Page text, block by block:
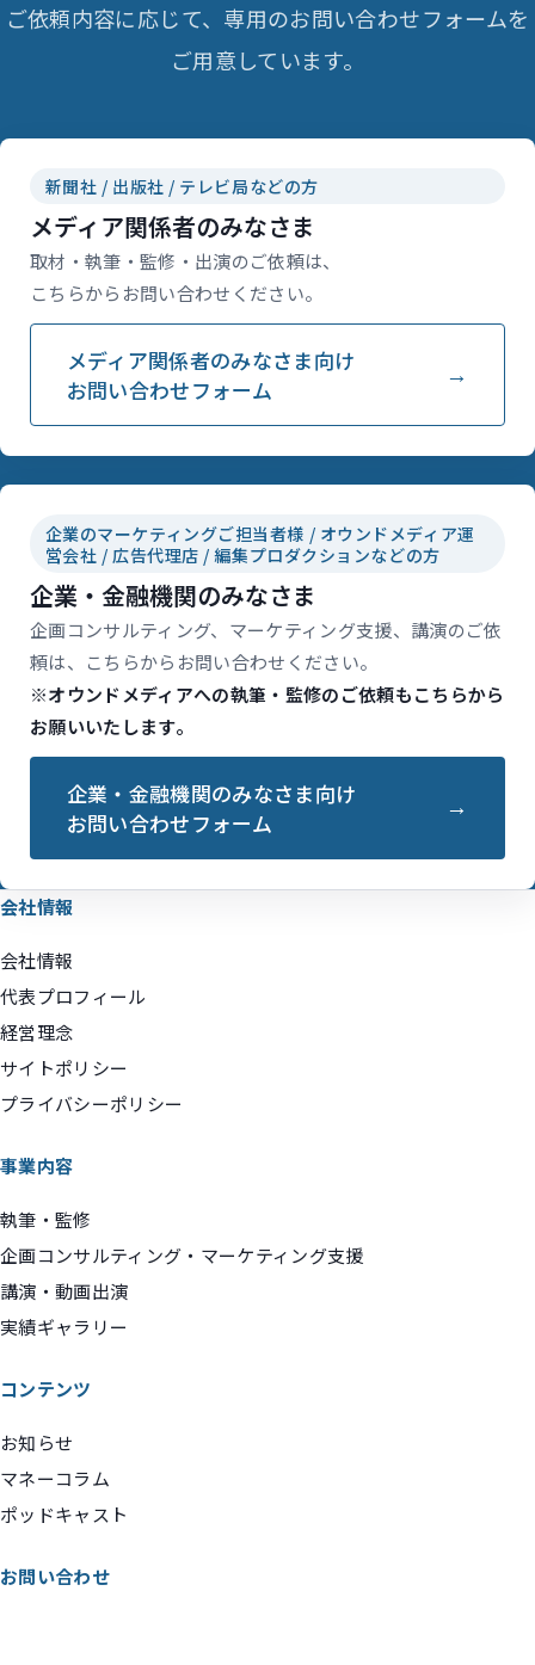
ご依頼内容に応じて、専用のお問い合わせフォームを
ご用意しています。
新聞社 / 出版社 / テレビ局などの方
メディア関係者のみなさま
取材・執筆・監修・出演のご依頼は、
こちらからお問い合わせください。
メディア関係者のみなさま向け
お問い合わせフォーム
企業のマーケティングご担当者様 / オウンドメディア運
営会社 / 広告代理店 / 編集プロダクションなどの方
企業・金融機関のみなさま
企画コンサルティング、マーケティング支援、講演のご依
頼は、こちらからお問い合わせください。
※オウンドメディアへの執筆・監修のご依頼もこちらから
お願いいたします。
企業・金融機関のみなさま向け
お問い合わせフォーム
会社情報
会社情報
代表プロフィール
経営理念
サイトポリシー
プライバシーポリシー
事業内容
執筆・監修
企画コンサルティング・マーケティング支援
講演・動画出演
実績ギャラリー
コンテンツ
お知らせ
マネーコラム
ポッドキャスト
お問い合わせ